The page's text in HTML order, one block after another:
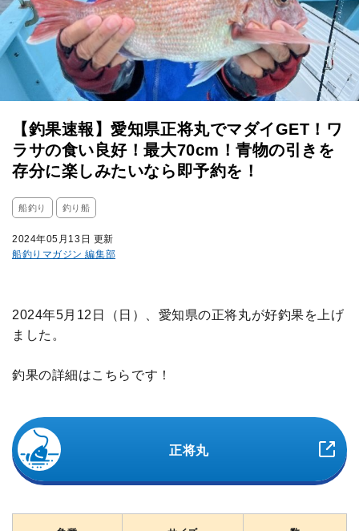
【釣果速報】愛知県正将丸でマダイGET！ワ
ラサの食い良好！最大70cm！青物の引きを
存分に楽しみたいなら即予約を！
船釣り 釣り船
2024年05月13日 更新
船釣りマガジン 編集部
2024年5月12日（日）、愛知県の正将丸が好釣果を上げ
ました。
釣果の詳細はこちらです！
正将丸